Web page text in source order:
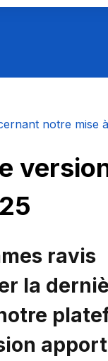
notre mise
ravis
la